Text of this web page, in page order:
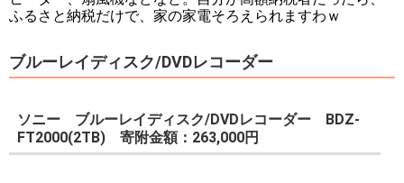
ふるさと納税だけで、家の家電そろえられますわｗ
ブルーレイディスク/DVDレコーダー
ソニー ブルーレイディスク/DVDレコーダー BDZ-
FT2000(2TB) 寄附金額：263,000円